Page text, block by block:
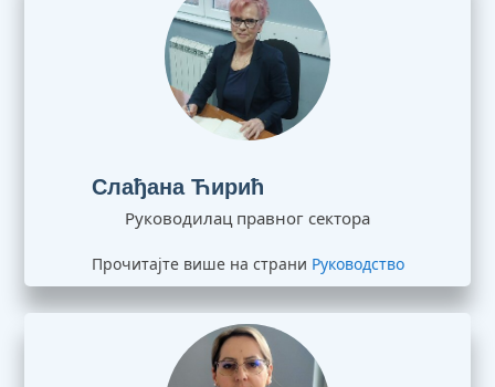
Слађана Ћирић
Руководилац правног сектора
Прочитајте више на страни Руководство